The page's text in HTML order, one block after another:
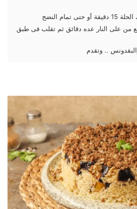
تمام النضج
من على النار عده دقائق ثم تقلب فى طبق
.. وتقدم